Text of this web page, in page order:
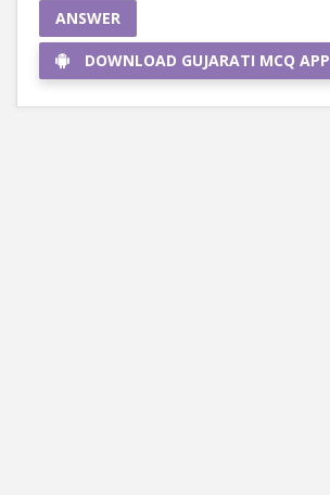
ANSWER
DOWNLOAD GUJARATI MCQ APP